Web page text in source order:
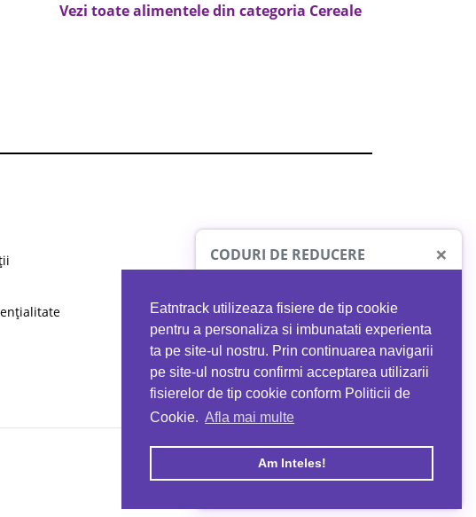
Eatntrack utilizeaza fisiere de tip cookie
pentru a personaliza si imbunatati experienta
ta pe site-ul nostru. Prin continuarea navigarii
pe site-ul nostru confirmi acceptarea utilizarii
fisierelor de tip cookie conform Politicii de
Cookie. Afla mai multe
Am Inteles!
Vezi toate alimentele din categoria Cereale
CODURI DE REDUCERE ×
PROTO41
reducere la orice comandă
EATNTRACK
MYPROTEIN
Ai40%reducere la orice comandă
folosind codul EATTRACK